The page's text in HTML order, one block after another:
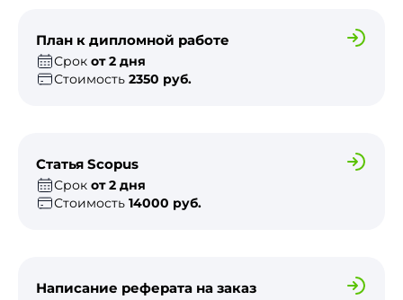
План к дипломной работе
Срок от 2 дня
Стоимость 2350 руб.
Статья Scopus
Срок от 2 дня
Стоимость 14000 руб.
Написание реферата на заказ